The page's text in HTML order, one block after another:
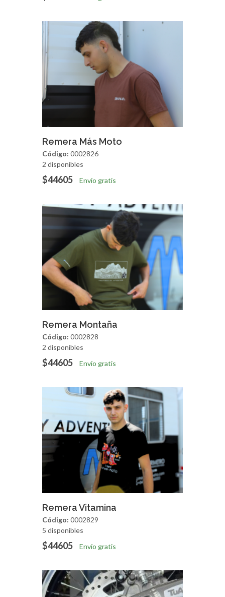
Agregar
Remera Más Moto
Código: 0002826
2 disponibles
$44605 Envío gratis
Agregar
Remera Montaña
Código: 0002828
2 disponibles
$44605 Envío gratis
Agregar
Remera Vitamina
Código: 0002829
5 disponibles
$44605 Envío gratis